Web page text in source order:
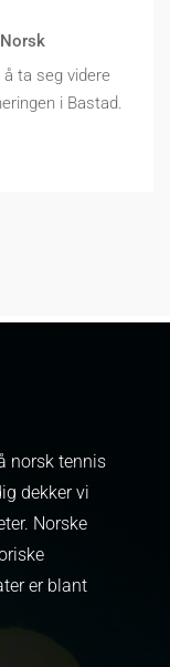
Norsk
ta seg videre
i Bastad.
norsk tennis
dekker vi
Norske
er blant